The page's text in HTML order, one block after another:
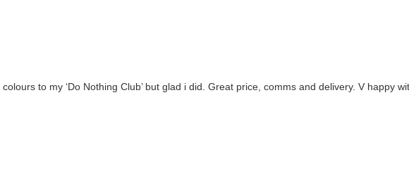
to my ‘Do Nothing Club’ but glad i did. Great price, comms and delivery. V happy